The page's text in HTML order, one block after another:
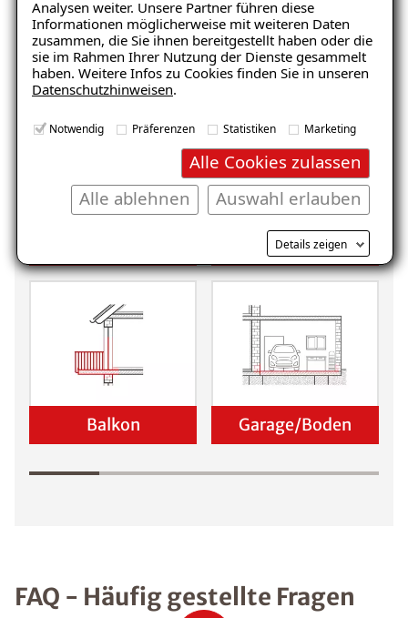
Analysen weiter. Unsere Partner führen diese
Informationen möglicherweise mit weiteren Daten
zusammen, die Sie ihnen bereitgestellt haben oder die
sie im Rahmen Ihrer Nutzung der Dienste gesammelt
haben. Weitere Infos zu Cookies finden Sie in unseren
Datenschutzhinweisen.
Notwendig Präferenzen Statistiken Marketing
Alle Cookies zulassen
Auswahl erlauben
Alle ablehnen
Details zeigen
Schadensanalyse erhalten
Wo befindet sich der Schaden?
Wohnraum
Balkon Garage/Boden
FAQ - Häufig gestellte Fragen